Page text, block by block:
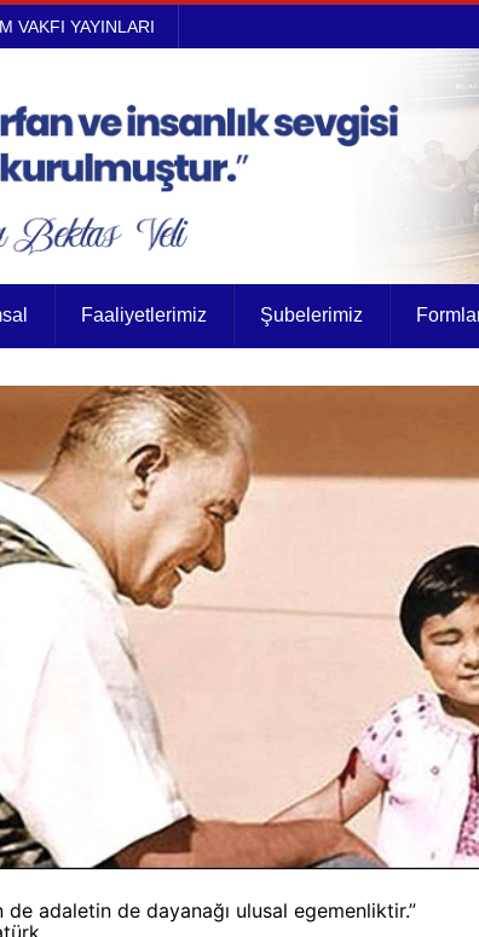
VAKFI YAYINLARI
Faaliyetlerimiz Şubelerimiz
adaletin de dayanağı ulusal egemenliktir.”